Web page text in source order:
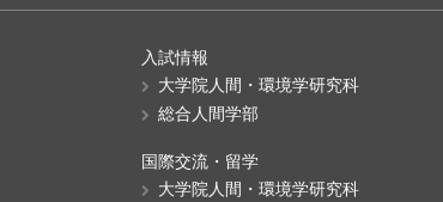
入試情報
大学院人間・環境学研究科
総合人間学部
国際交流・留学
大学院人間・環境学研究科